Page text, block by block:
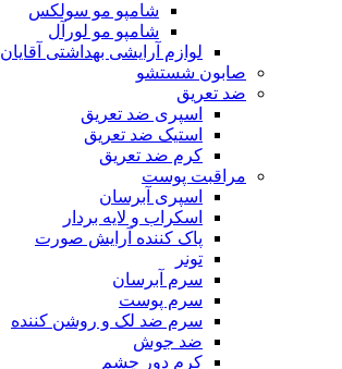
شامپو مو سولکس
شامپو مو لورآل
لوازم آرایشی بهداشتی آقایان
صابون شستشو
ضد تعریق
اسپری ضد تعریق
استیک ضد تعریق
کرم ضد تعریق
مراقبت پوست
اسپری آبرسان
اسکراب و لایه بردار
پاک کننده آرایش صورت
تونر
سرم آبرسان
سرم پوست
سرم ضد لک و روشن کننده
ضد جوش
کرم دور چشم